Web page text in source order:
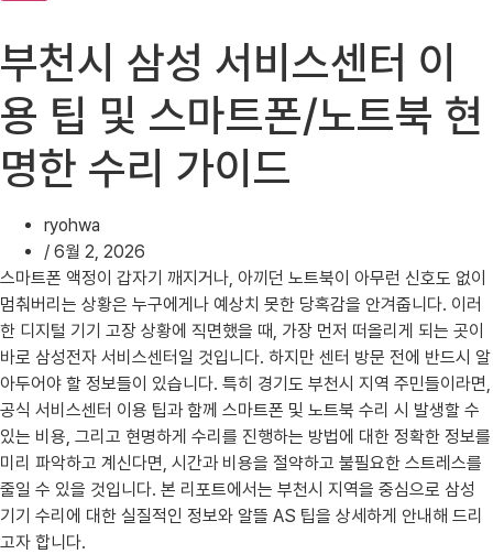
부천시 삼성 서비스센터 이
용 팁 및 스마트폰/노트북 현
명한 수리 가이드
ryohwa
/ 6월 2, 2026
스마트폰 액정이 갑자기 깨지거나, 아끼던 노트북이 아무런 신호도 없이
멈춰버리는 상황은 누구에게나 예상치 못한 당혹감을 안겨줍니다. 이러
한 디지털 기기 고장 상황에 직면했을 때, 가장 먼저 떠올리게 되는 곳이
바로 삼성전자 서비스센터일 것입니다. 하지만 센터 방문 전에 반드시 알
아두어야 할 정보들이 있습니다. 특히 경기도 부천시 지역 주민들이라면,
공식 서비스센터 이용 팁과 함께 스마트폰 및 노트북 수리 시 발생할 수
있는 비용, 그리고 현명하게 수리를 진행하는 방법에 대한 정확한 정보를
미리 파악하고 계신다면, 시간과 비용을 절약하고 불필요한 스트레스를
줄일 수 있을 것입니다. 본 리포트에서는 부천시 지역을 중심으로 삼성
기기 수리에 대한 실질적인 정보와 알뜰 AS 팁을 상세하게 안내해 드리
고자 합니다.